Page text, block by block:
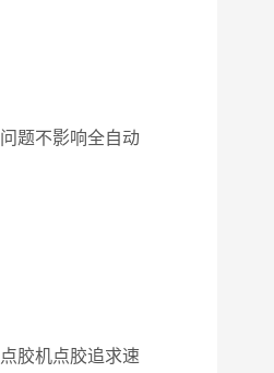
题不影响全自动
胶机点胶追求速